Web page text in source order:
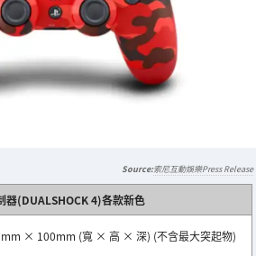
索尼互動娛樂Press Release
器(DUALSHOCK 4)各款新色
× 100mm (寬 × 高 × 深) (不含最大突起物)